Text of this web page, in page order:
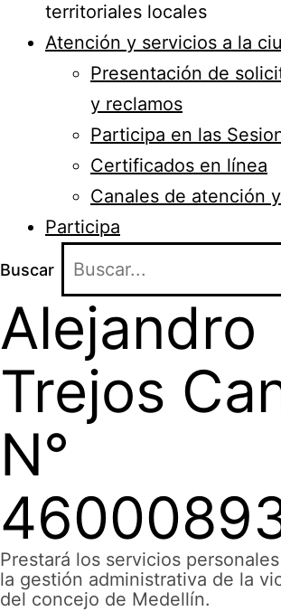
territoriales locales
Atención y servicios a la
Presentación de
y reclamos
Participa en las
Certificados en línea
Canales de atención
Participa
Buscar
Alejandro
Trejos
N°
Prestará los servicios
la gestión administrativa de la
del concejo de Medellín.